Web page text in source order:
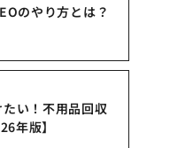
のやり方とは？
い！不用品回収
年版】